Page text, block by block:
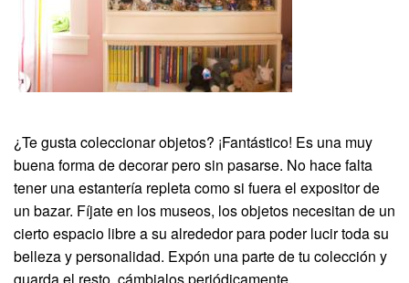
¿Te gusta coleccionar objetos? ¡Fantástico! Es una muy
buena forma de decorar pero sin pasarse. No hace falta
tener una estantería repleta como si fuera el expositor de
un bazar. Fíjate en los museos, los objetos necesitan de un
cierto espacio libre a su alrededor para poder lucir toda su
belleza y personalidad. Expón una parte de tu colección y